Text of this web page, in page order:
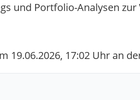
und Portfolio-Analysen
17:02 Uhr an